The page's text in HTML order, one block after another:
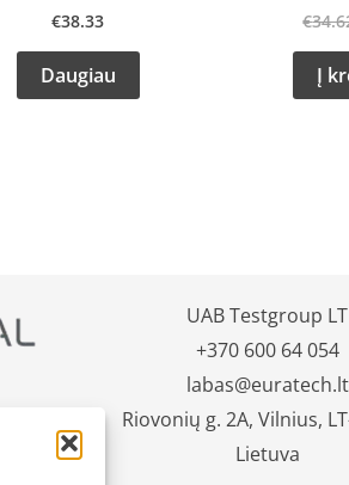
€38.33
Daugiau
€
Į
UAB Testgroup LT
+370 600 64 054
labas@euratech.lt
Riovonių g. 2A, Vilnius,
Lietuva